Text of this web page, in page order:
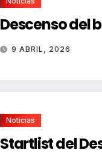
Descenso del
9 ABRIL, 2026
Noticias
Startlist del